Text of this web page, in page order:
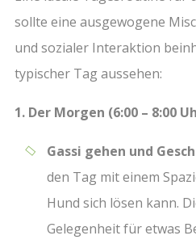
sollte eine ausgewogene
und sozialer Interaktion
typischer Tag aussehen:
1. Der Morgen (6:00 – 8:00
Gassi gehen und
den Tag mit einem
Hund sich lösen kann.
Gelegenheit für etwas